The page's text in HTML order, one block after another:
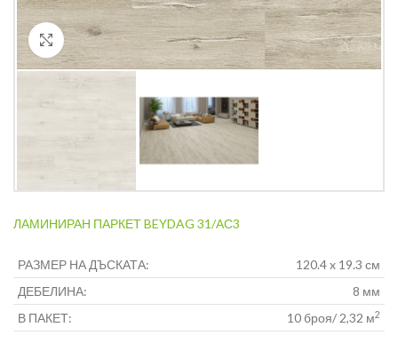
Кликнете за уголемяване
ЛАМИНИРАН ПАРКЕТ BEYDAG 31/АС3
РАЗМЕР НА ДЪСКАТА:
120.4 x 19.3 см
ДЕБЕЛИНА:
8 мм
В ПАКЕТ:
10 броя/ 2,32 м2